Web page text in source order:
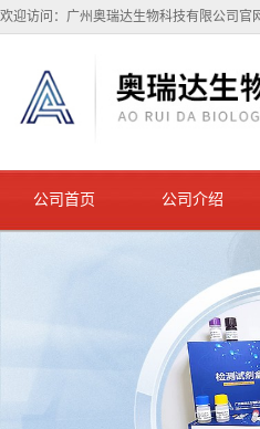
欢迎访问：广州奥瑞达生物科技有限公司官
公司首页 公司介绍